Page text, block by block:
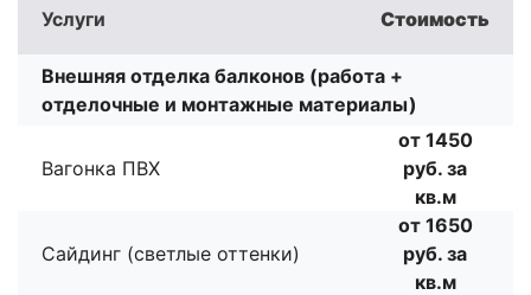
Услуги Стоимость
Внешняя отделка балконов (работа +
отделочные и монтажные материалы)
Вагонка ПВХ
от 1450
руб. за
кв.м
Сайдинг (светлые оттенки)
от 1650
руб. за
кв.м